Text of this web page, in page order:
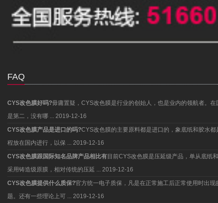
FAQ
CYS改色膜好吗?毋庸置疑，CYS改色膜是行业的创始人，也是业内的领航者。
是第二，没有哪 ... 2019-12-16
CYS改色膜产品是进口的吗?CYS改色膜的主要原料都是进口的，象底纸和胶水
程放在国内进行，以保 ... 2019-12-16
CYS改色膜跟国际知名品牌产品相比有目前CYS改色膜是压延级产品，单从底纸
采用铸造级原膜，相对传统的压延 ... 2019-12-16
CYS改色膜提供什么质保?官方统一电子质保，凡是在正常施工后正常使用时出
题。还有一些理论上可 ... 2019-12-16